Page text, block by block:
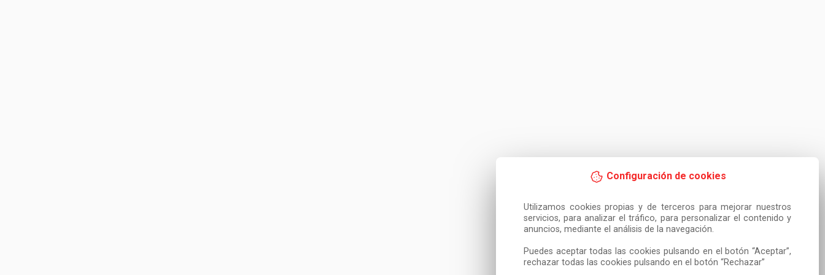
Configuración de cookies
Utilizamos cookies propias y de terceros para mejorar nuestros
servicios, para analizar el tráfico, para personalizar el contenido y
anuncios, mediante el análisis de la navegación.
Puedes aceptar todas las cookies pulsando en el botón “Aceptar”,
rechazar todas las cookies pulsando en el botón “Rechazar”